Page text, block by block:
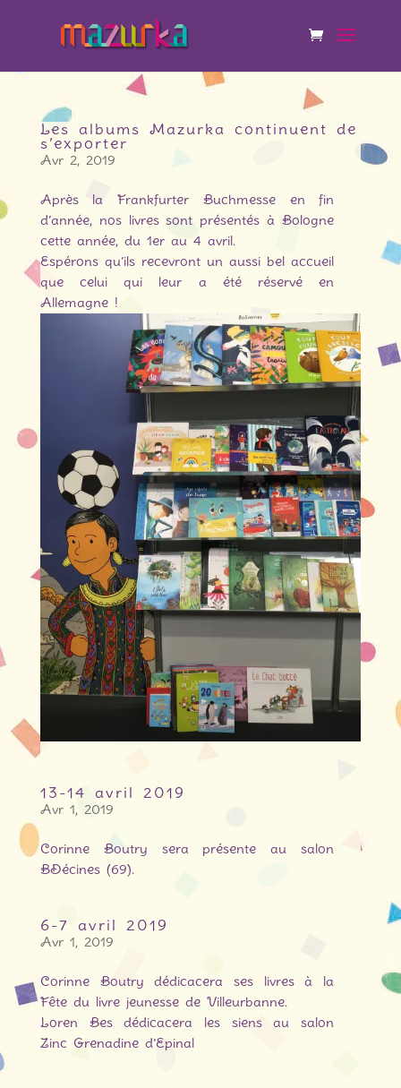
Les albums Mazurka continuent de
s’exporter
Avr 2, 2019
Après la Frankfurter Buchmesse en fin
d’année, nos livres sont présentés à Bologne
cette année, du 1er au 4 avril.
Espérons qu’ils recevront un aussi bel accueil
que celui qui leur a été réservé en
Allemagne !
13-14 avril 2019
Avr 1, 2019
Corinne Boutry sera présente au salon
BDécines (69).
6-7 avril 2019
Avr 1, 2019
Corinne Boutry dédicacera ses livres à la
Fête du livre jeunesse de Villeurbanne.
Loren Bes dédicacera les siens au salon
Zinc Grenadine d’Epinal